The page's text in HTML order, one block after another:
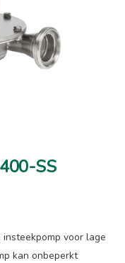
SS
voor lage
kan onbeperkt